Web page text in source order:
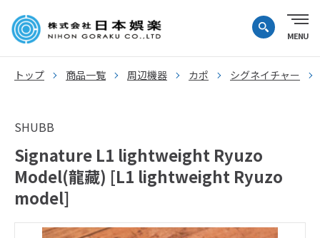
トップ 商品一覧 周辺機器 カポ シグネイチャー
SHUBB
Signature L1 lightweight Ryuzo
Model(龍藏) [L1 lightweight Ryuzo
model]